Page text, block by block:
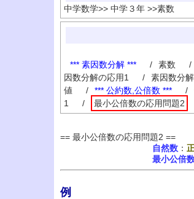
中学数学>> 中学３年 >>素数
*** 素因数分解 *** / 素数 /
因数分解の応用1
/ 素因数分
値
/ *** 公約数,公倍数 *** /
1
/ 最小公倍数の応用問題2
== 最小公倍数の応用問題2 ==
自然数 ：
最小公倍
例